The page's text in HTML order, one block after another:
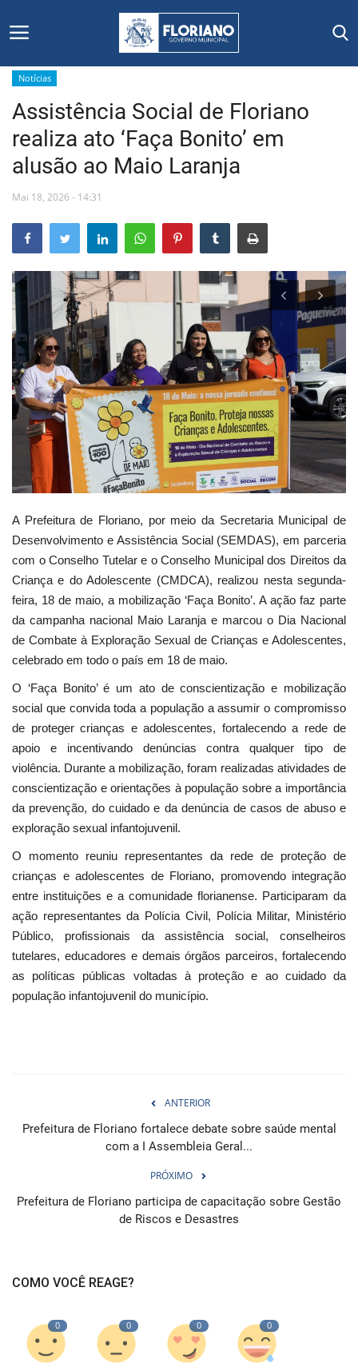
Início
Editais
Floriano
Secretarias e Órgãos
Mural de Licitações
Notícias
Vídeos
Webmail
Contato
Notícias
Assistência Social de Floriano
realiza ato ‘Faça Bonito’ em
alusão ao Maio Laranja
Mai 18, 2026 - 14:31
A Prefeitura de Floriano, por meio da Secretaria Municipal de
Desenvolvimento e Assistência Social (SEMDAS), em parceria
com o Conselho Tutelar e o Conselho Municipal dos Direitos da
Criança e do Adolescente (CMDCA), realizou nesta segunda-
feira, 18 de maio, a mobilização ‘Faça Bonito’. A ação faz parte
da campanha nacional Maio Laranja e marcou o Dia Nacional
de Combate à Exploração Sexual de Crianças e Adolescentes,
celebrado em todo o país em 18 de maio.
O ‘Faça Bonito’ é um ato de conscientização e mobilização
social que convida toda a população a assumir o compromisso
de proteger crianças e adolescentes, fortalecendo a rede de
apoio e incentivando denúncias contra qualquer tipo de
violência. Durante a mobilização, foram realizadas atividades de
conscientização e orientações à população sobre a importância
da prevenção, do cuidado e da denúncia de casos de abuso e
exploração sexual infantojuvenil.
O momento reuniu representantes da rede de proteção de
crianças e adolescentes de Floriano, promovendo integração
entre instituições e a comunidade florianense. Participaram da
ação representantes da Polícia Civil, Polícia Militar, Ministério
Público, profissionais da assistência social, conselheiros
tutelares, educadores e demais órgãos parceiros, fortalecendo
as políticas públicas voltadas à proteção e ao cuidado da
população infantojuvenil do município.
ANTERIOR
Prefeitura de Floriano fortalece debate sobre saúde mental
com a I Assembleia Geral...
PRÓXIMO
Prefeitura de Floriano participa de capacitação sobre Gestão
de Riscos e Desastres
COMO VOCÊ REAGE?
0 0 0 0